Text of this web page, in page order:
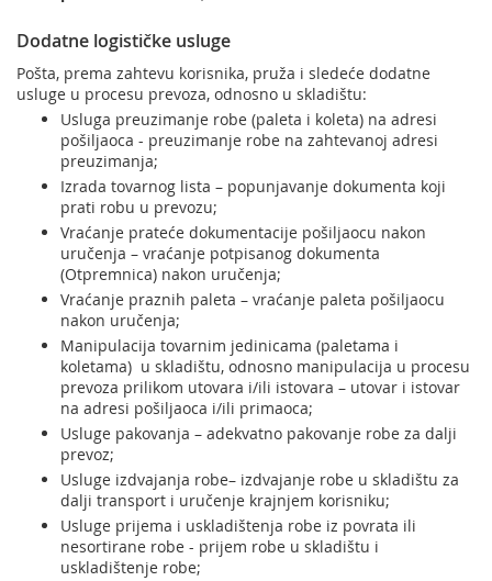
Dodatne logističke usluge
Pošta, prema zahtevu korisnika, pruža i sledeće dodatne
usluge u procesu prevoza, odnosno u skladištu:
Usluga preuzimanje robe (paleta i koleta) na adresi
pošiljaoca - preuzimanje robe na zahtevanoj adresi
preuzimanja;
Izrada tovarnog lista – popunjavanje dokumenta koji
prati robu u prevozu;
Vraćanje prateće dokumentacije pošiljaocu nakon
uručenja – vraćanje potpisanog dokumenta
(Otpremnica) nakon uručenja;
Vraćanje praznih paleta – vraćanje paleta pošiljaocu
nakon uručenja;
Manipulacija tovarnim jedinicama (paletama i
koletama) u skladištu, odnosno manipulacija u procesu
prevoza prilikom utovara i/ili istovara – utovar i istovar
na adresi pošiljaoca i/ili primaoca;
Usluge pakovanja – adekvatno pakovanje robe za dalji
prevoz;
Usluge izdvajanja robe– izdvajanje robe u skladištu za
dalji transport i uručenje krajnjem korisniku;
Usluge prijema i uskladištenja robe iz povrata ili
nesortirane robe - prijem robe u skladištu i
uskladištenje robe;